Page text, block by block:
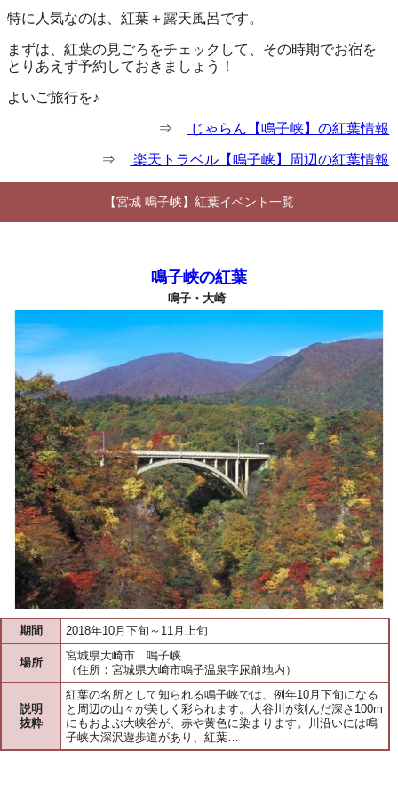
特に人気なのは、紅葉＋露天風呂です。
まずは、紅葉の見ごろをチェックして、その時期でお宿を
とりあえず予約しておきましょう！
よいご旅行を♪
⇒ じゃらん【鳴子峡】の紅葉情報
⇒ 楽天トラベル【鳴子峡】周辺の紅葉情報
【宮城 鳴子峡】紅葉イベント一覧
鳴子峡の紅葉
鳴子・大崎
期間 2018年10月下旬～11月上旬
場所
宮城県大崎市 鳴子峡
（住所：宮城県大崎市鳴子温泉字尿前地内）
説明
抜粋
紅葉の名所として知られる鳴子峡では、例年10月下旬になる
と周辺の山々が美しく彩られます。大谷川が刻んだ深さ100m
にもおよぶ大峡谷が、赤や黄色に染まります。川沿いには鳴
子峡大深沢遊歩道があり、紅葉…